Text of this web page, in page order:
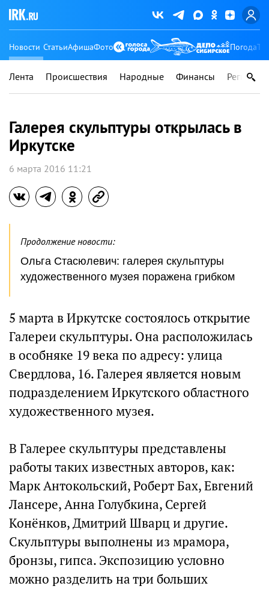
Новости СтатьиАфишаФото Погода
Лента Происшествия Народные Финансы Регионы
Галерея скульптуры открылась в
Иркутске
6 марта 2016 11:21
Продолжение новости:
Ольга Стасюлевич: галерея скульптуры
художественного музея поражена грибком
5 марта в Иркутске состоялось открытие
Галереи скульптуры. Она расположилась
в особняке 19 века по адресу: улица
Свердлова, 16. Галерея является новым
подразделением Иркутского областного
художественного музея.
В Галерее скульптуры представлены
работы таких известных авторов, как:
Марк Антокольский, Роберт Бах, Евгений
Лансере, Анна Голубкина, Сергей
Конёнков, Дмитрий Шварц и другие.
Скульптуры выполнены из мрамора,
бронзы, гипса. Экспозицию условно
можно разделить на три больших